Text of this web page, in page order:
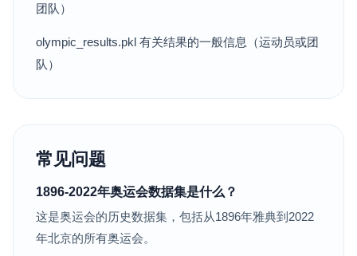
团队）
olympic_results.pkl 有关结果的一般信息（运动员或团
队）
常见问题
1896-2022年奥运会数据集是什么？
这是奥运会的历史数据集，包括从1896年雅典到2022
年北京的所有奥运会。